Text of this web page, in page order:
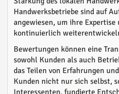
Handwerksbetriebe sind auf
angewiesen, um ihre
kontinuierlich
Bewertungen können eine
sowohl Kunden als auch
das Teilen von Erfahrungen
Kunden nicht nur sich selbst,
Interessenten, fundierte